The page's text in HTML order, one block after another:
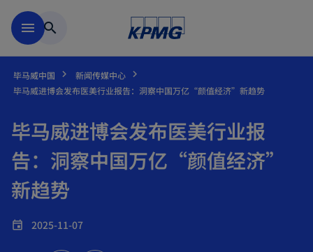
menu search
毕马威中国
新闻传媒中心
毕马威进博会发布医美行业报告：洞察中国万亿“颜值经济”新趋势
毕马威进博会发布医美行业报
告：洞察中国万亿“颜值经济”
新趋势
event 2025-11-07